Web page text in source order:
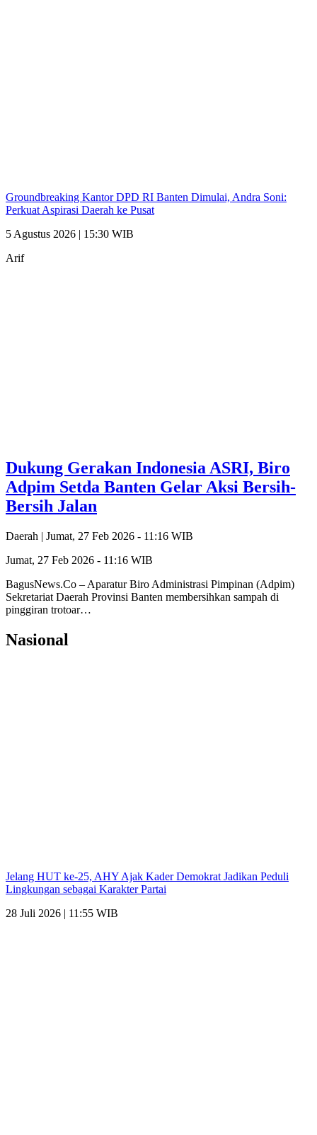
Groundbreaking Kantor DPD RI Banten Dimulai, Andra Soni:
Perkuat Aspirasi Daerah ke Pusat
5 Agustus 2026 | 15:30 WIB
Arif
Dukung Gerakan Indonesia ASRI, Biro
Adpim Setda Banten Gelar Aksi Bersih-
Bersih Jalan
Daerah | Jumat, 27 Feb 2026 - 11:16 WIB
Jumat, 27 Feb 2026 - 11:16 WIB
BagusNews.Co – Aparatur Biro Administrasi Pimpinan (Adpim)
Sekretariat Daerah Provinsi Banten membersihkan sampah di
pinggiran trotoar…
Nasional
Jelang HUT ke-25, AHY Ajak Kader Demokrat Jadikan Peduli
Lingkungan sebagai Karakter Partai
28 Juli 2026 | 11:55 WIB